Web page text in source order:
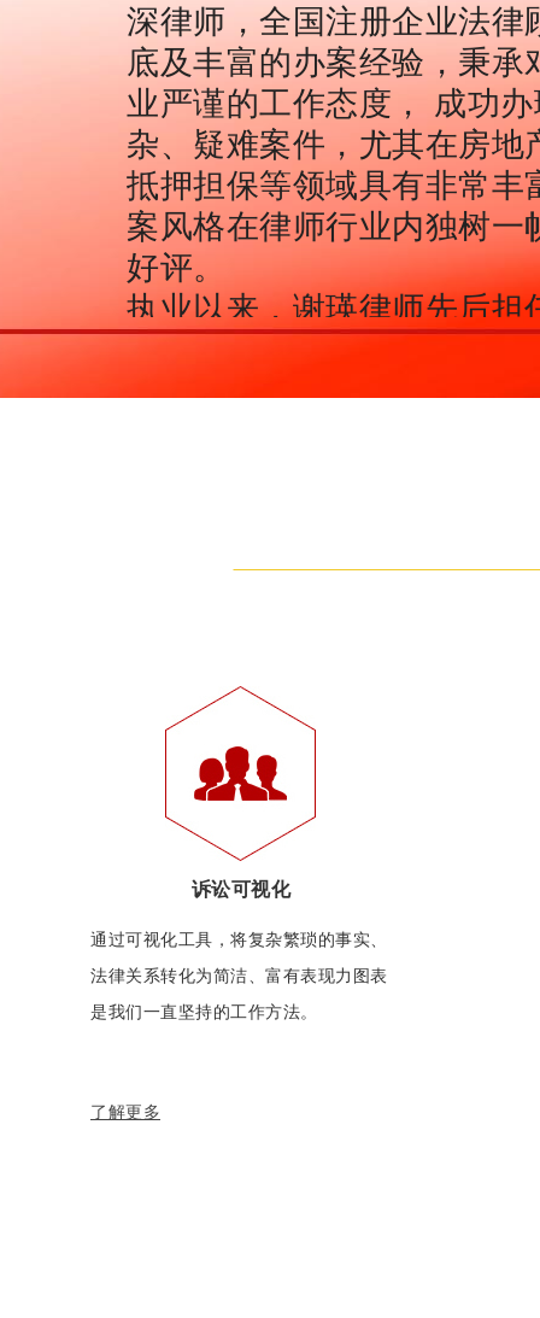
深律师，全国注册企业法
底及丰富的办案经验，秉
业严谨的工作态度， 成功
杂、疑难案件，尤其在房
抵押担保等领域具有非常
案风格在律师行业内独树
好评。
执业以来，谢瑛律师先后
制，为企业保驾护航的效
诉讼可视化
通过可视化工具，将复杂繁琐的事实、
法律关系转化为简洁、富有表现力图表
是我们一直坚持的工作方法。
了解更多